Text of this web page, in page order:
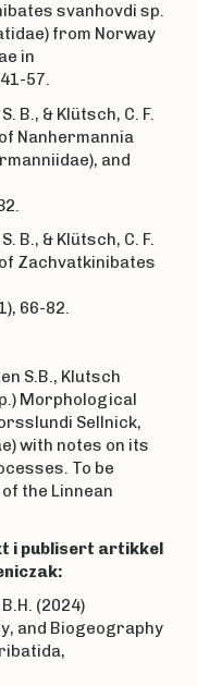
svanhovdi sp.
from Norway
in
57.
B., & Klütsch, C. F.
Nanhermannia
and
B., & Klütsch, C. F.
Zachvatkinibates
66-82.
S.B., Klutsch
Morphological
Sellnick,
with notes on its
To be
the Linnean
i publisert artikkel
(2024)
and Biogeography